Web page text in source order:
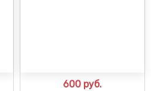
600 руб.